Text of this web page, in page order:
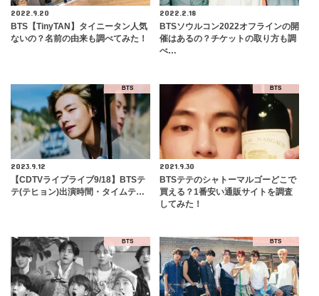
2022.9.20
BTS【TinyTAN】タイニータン人気
ないの？名前の由来も調べてみた！
2022.2.18
BTSソウルコン2022オフラインの開
催はあるの？チケットの取り方も調
べ…
BTS
2023.9.12
【CDTVライブライブ9/18】BTSテ
テ(テヒョン)出演時間・タイムテ…
BTS
2021.9.30
BTSテテのシャトーマルゴーどこで
買える？1番安い通販サイトを調査
してみた！
BTS BTS